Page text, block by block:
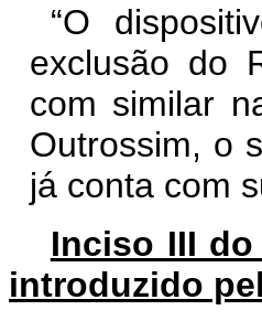
“O
exclusão do
com similar
Outrossim, o
já conta com
Inciso III do
introduzido